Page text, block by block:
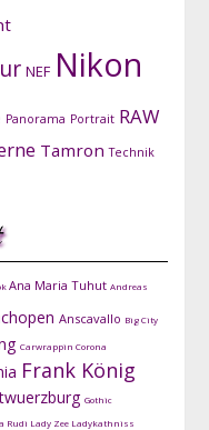
NEF Nikon
Panorama Portrait RAW
Tamron Technik
Ana Maria Tuhut Andreas
Anscavallo Big City
Carwrappin Corona
Frank König
Gothic
Rudi Lady Zee Ladykathniss